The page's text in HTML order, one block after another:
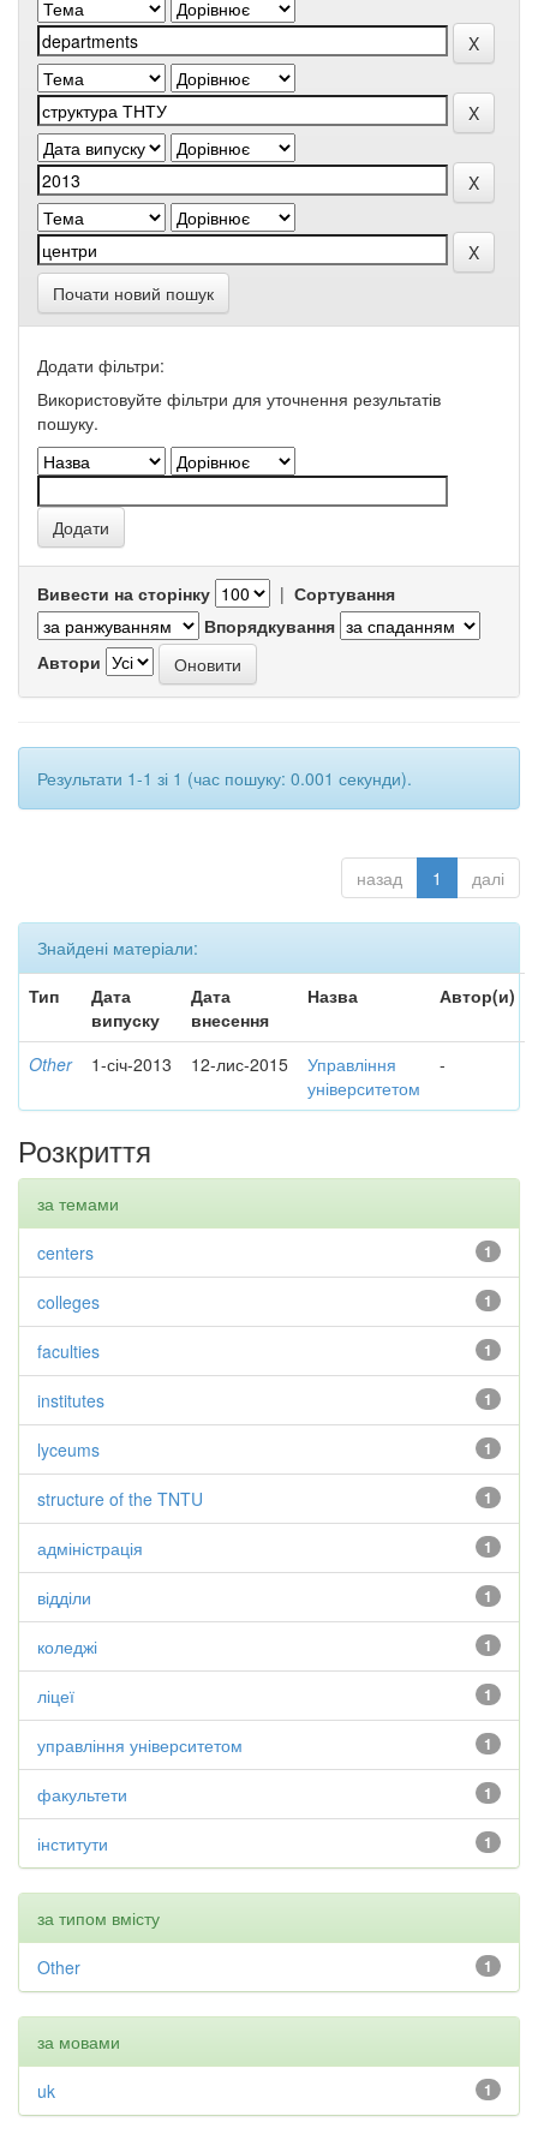
Почати новий пошук
Додати фільтри:
Використовуйте фільтри для уточнення результатів
пошуку.
Вивести на сторінку | Сортування
Впорядкування
Автори
Результати 1-1 зі 1 (час пошуку: 0.001 секунди).
назад 1 далі
Знайдені матеріали:
Тип
Дата
випуску
Дата
внесення
Назва Автор(и)
Other 1-січ-2013 12-лис-2015
Управління
університетом
-
Розкриття
за темами
1
centers
1
colleges
1
faculties
1
institutes
1
lyceums
1
structure of the TNTU
1
адміністрація
1
відділи
1
коледжі
1
ліцеї
1
управління університетом
1
факультети
1
інститути
за типом вмісту
1
Other
за мовами
1
uk